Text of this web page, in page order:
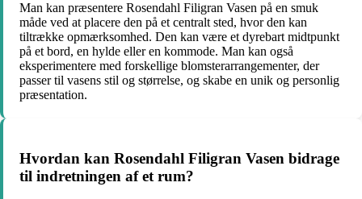
Man kan præsentere Rosendahl Filigran Vasen på en smuk
måde ved at placere den på et centralt sted, hvor den kan
tiltrække opmærksomhed. Den kan være et dyrebart midtpunkt
på et bord, en hylde eller en kommode. Man kan også
eksperimentere med forskellige blomsterarrangementer, der
passer til vasens stil og størrelse, og skabe en unik og personlig
præsentation.
Hvordan kan Rosendahl Filigran Vasen bidrage
til indretningen af et rum?